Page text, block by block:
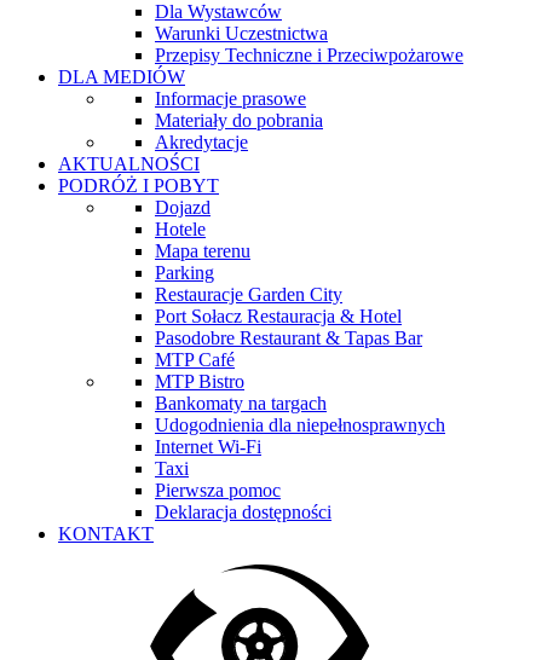
Dla Wystawców
Warunki Uczestnictwa
Przepisy Techniczne i Przeciwpożarowe
DLA MEDIÓW
Informacje prasowe
Materiały do pobrania
Akredytacje
AKTUALNOŚCI
PODRÓŻ I POBYT
Dojazd
Hotele
Mapa terenu
Parking
Restauracje Garden City
Port Sołacz Restauracja & Hotel
Pasodobre Restaurant & Tapas Bar
MTP Café
MTP Bistro
Bankomaty na targach
Udogodnienia dla niepełnosprawnych
Internet Wi-Fi
Taxi
Pierwsza pomoc
Deklaracja dostępności
KONTAKT